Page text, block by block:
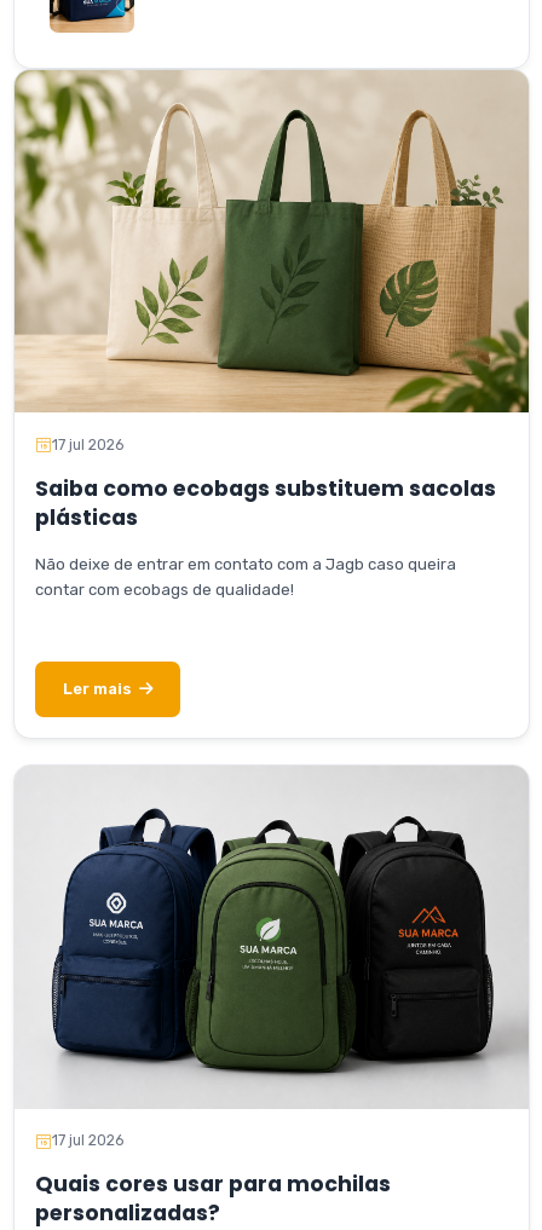
17 jul 2026
Saiba como ecobags substituem sacolas
plásticas
Não deixe de entrar em contato com a Jagb caso queira
contar com ecobags de qualidade!
Ler mais
17 jul 2026
Quais cores usar para mochilas
personalizadas?